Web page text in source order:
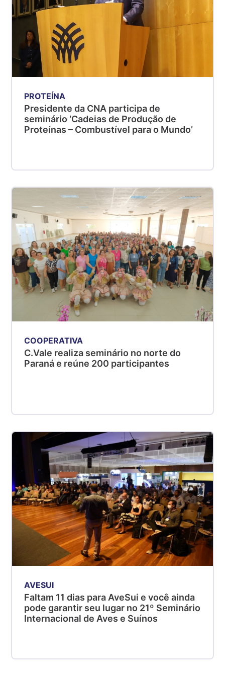
PROTEÍNA
Presidente da CNA participa de
seminário ‘Cadeias de Produção de
Proteínas – Combustível para o Mundo’
COOPERATIVA
C.Vale realiza seminário no norte do
Paraná e reúne 200 participantes
AVESUI
Faltam 11 dias para AveSui e você ainda
pode garantir seu lugar no 21º Seminário
Internacional de Aves e Suínos